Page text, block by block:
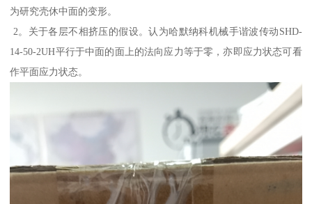
为研究壳休中面的变形。
2。关于各层不相挤压的假设。认为哈默纳科机械手谐波传动SHD-
14-50-2UH平行于中面的面上的法向应力等于零，亦即应力状态可看
作平面应力状态。